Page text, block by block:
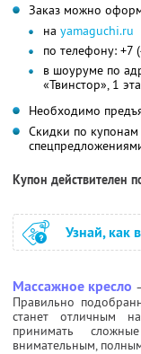
Заказ можно
на yamaguchi.ru
по телефону: +7
в шоуруме по
«Твинстор», 1
Необходимо
Скидки по
Купон действителен
Узнай, как
Массажное кресло
Правильно
станет отличным
принимать
внимательным,